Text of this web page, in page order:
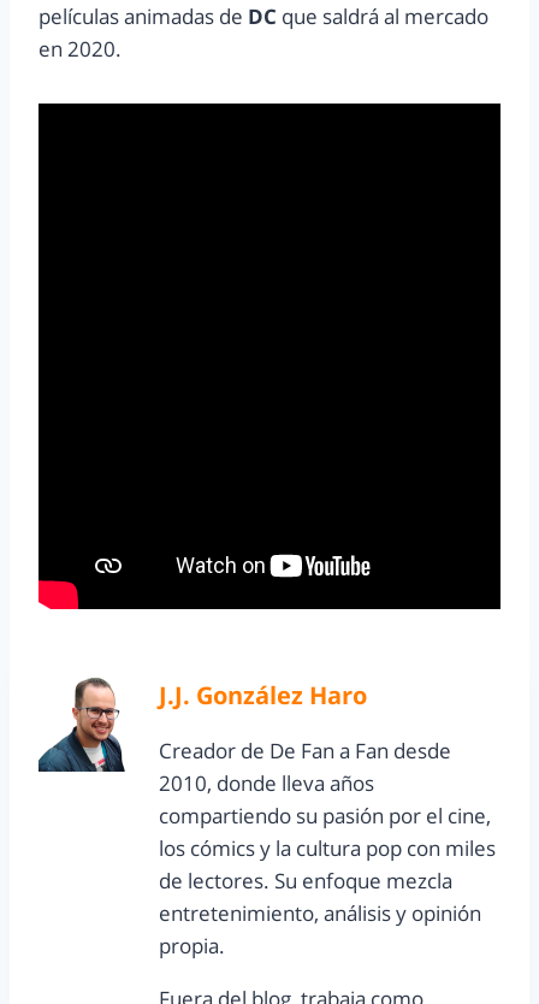
películas animadas de DC que saldrá al mercado
en 2020.
J.J. González Haro
Creador de De Fan a Fan desde
2010, donde lleva años
compartiendo su pasión por el cine,
los cómics y la cultura pop con miles
de lectores. Su enfoque mezcla
entretenimiento, análisis y opinión
propia.